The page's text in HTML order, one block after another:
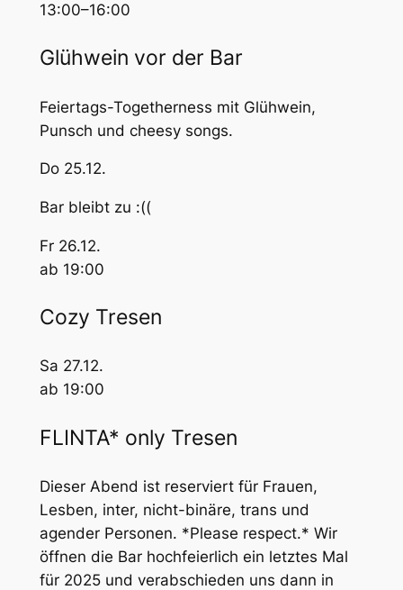
13:00–16:00
Glühwein vor der Bar
Feiertags-Togetherness mit Glühwein,
Punsch und cheesy songs.
Do 25.12.
Bar bleibt zu :((
Fr 26.12.
ab 19:00
Cozy Tresen
Sa 27.12.
ab 19:00
FLINTA* only Tresen
Dieser Abend ist reserviert für Frauen,
Lesben, inter, nicht-binäre, trans und
agender Personen. *Please respect.* Wir
öffnen die Bar hochfeierlich ein letztes Mal
für 2025 und verabschieden uns dann in